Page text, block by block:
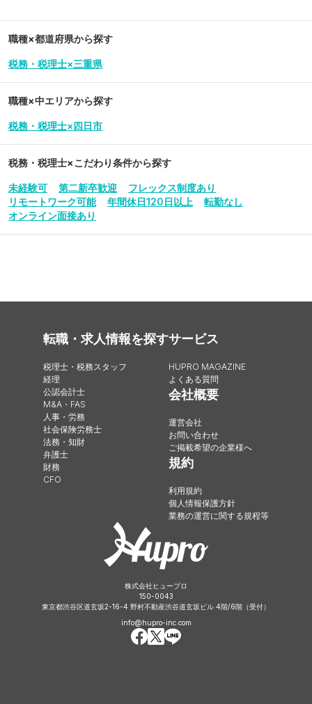
職種×都道府県から探す
税務・税理士×三重県
職種×中エリアから探す
税務・税理士×四日市
税務・税理士×こだわり条件から探す
未経験可 第二新卒歓迎
フレックス制度あり
リモートワーク可能
年間休日120日以上
転勤なし
オンライン面接あり
転職・求人情報を探す
税理士・税務スタッフ
経理
公認会計士
M&A・FAS
人事・労務
社会保険労務士
法務・知財
弁護士
財務
CFO
サービス
HUPRO MAGAZINE
よくある質問
会社概要
運営会社
お問い合わせ
ご掲載希望の企業様へ
規約
利用規約
個人情報保護方針
業務の運営に関する規程等
株式会社ヒュープロ
150-0043
東京都渋谷区道玄坂2-16-4 野村不動産渋谷道玄坂ビル 4階/6階（受付）
info@hupro-inc.com